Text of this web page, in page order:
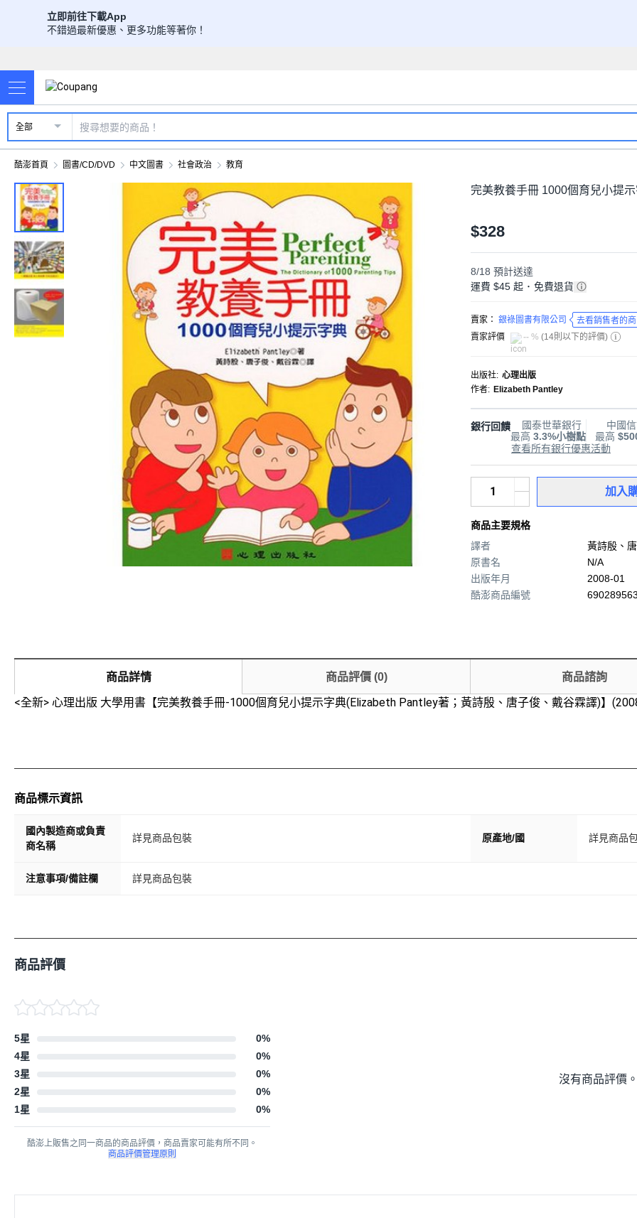
立即前往下載App
不錯過最新優惠、更多功能等著你！
全部
酷澎首頁 圖書/CD/DVD 中文圖書 社會政治 教育
完美教養手冊 1000個育兒小提
$328
8/18 預計送達
運費 $45 起 ･ 免費退貨
賣家： 銀祿圖書有限公司
去看銷售者的
賣家評價
-- % (14則以下的評價)
出版社: 心理出版
作者: Elizabeth Pantley
銀行回饋
國泰世華銀行
最高 3.3%小樹點
中國
最高
查看所有銀行優惠活動
加入
商品主要規格
譯者
黃詩殷、
原書名
N/A
出版年月
2008-01
酷澎商品編號
商品詳情 商品評價(0) 商品諮詢
<全新> 心理出版 大學用書【完美教養手冊-1000個育兒小提示字典(Elizabeth Pantley著；黃詩殷、唐子俊、戴谷霖譯)】
商品標示資訊
國內製造商或負責
商名稱
詳見商品包裝 原產地/國 詳見商品
注意事項/備註欄 詳見商品包裝
商品評價
5星 0%
4星
0%
3星
0%
2星
0%
1星
0%
酷澎上販售之同一商品的商品評價，商品賣家可能有所不同。
商品評價管理原則
沒有商品評價